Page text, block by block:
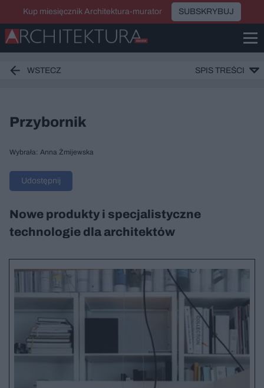
Kup miesięcznik Architektura-murator SUBSKRYBUJ
WSTECZ SPIS TREŚCI
Przybornik
Wybrała: Anna Żmijewska
Udostępnij
Nowe produkty i specjalistyczne
technologie dla architektów